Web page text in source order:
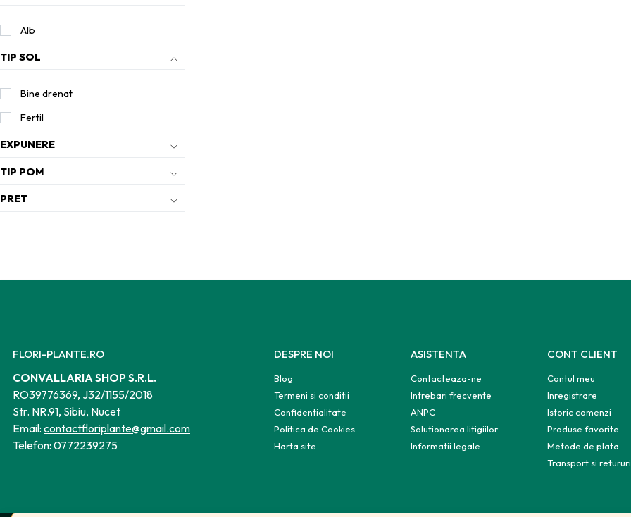
Alb
TIP SOL
Bine drenat
Fertil
EXPUNERE
TIP POM
PRET
FLORI-PLANTE.RO
CONVALLARIA SHOP S.R.L.
RO39776369, J32/1155/2018
Str. NR.91, Sibiu, Nucet
Email: contactfloriplante@gmail.com
Telefon: 0772239275
DESPRE NOI
Blog
Termeni si conditii
Confidentialitate
Politica de Cookies
Harta site
ASISTENTA
Contacteaza-ne
Intrebari frecvente
ANPC
Solutionarea litigiilor
Informatii legale
CONT CLIENT
Contul meu
Inregistrare
Istoric comenzi
Produse favorite
Metode de plata
Transport si retururi